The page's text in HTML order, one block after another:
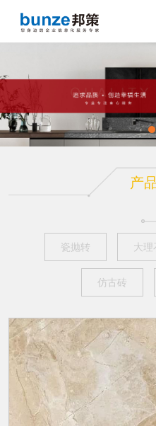
产
瓷抛转 大理
仿古砖